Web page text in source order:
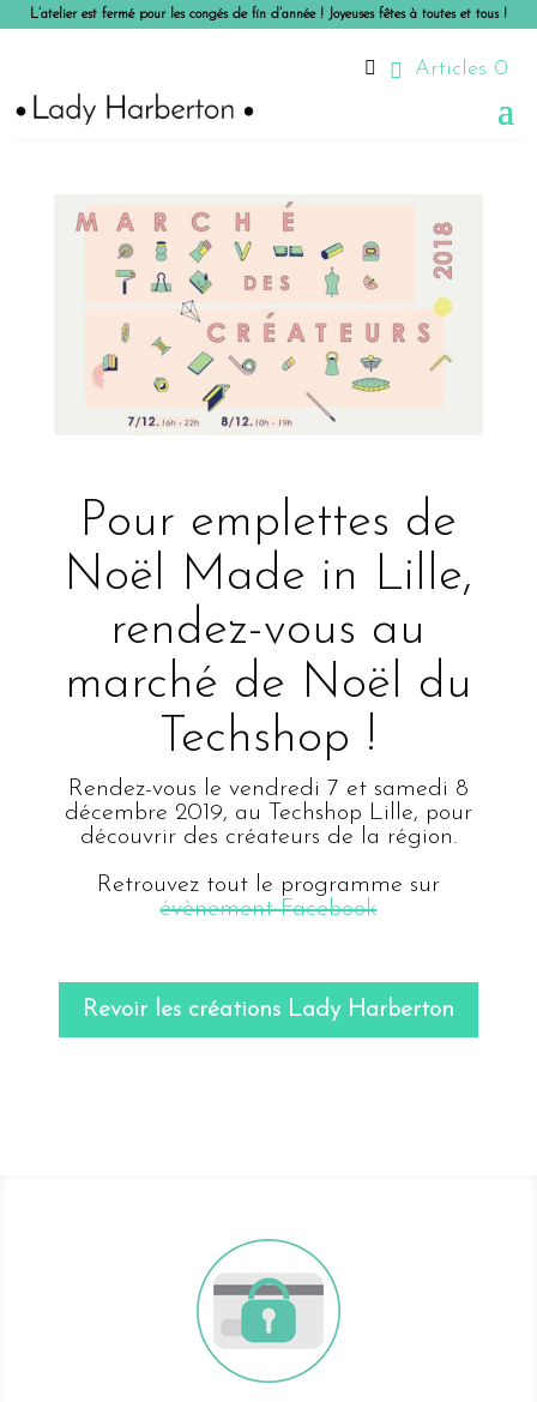
L’atelier est fermé pour les congés de fin d’année ! Joyeuses fêtes à toutes et tous !
 Articles 0
Pour emplettes de
Noël Made in Lille,
rendez-vous au
marché de Noël du
Techshop !
Rendez-vous le vendredi 7 et samedi 8
décembre 2019, au Techshop Lille, pour
découvrir des créateurs de la région.
Retrouvez tout le programme sur
évènement Facebook
Revoir les créations Lady Harberton